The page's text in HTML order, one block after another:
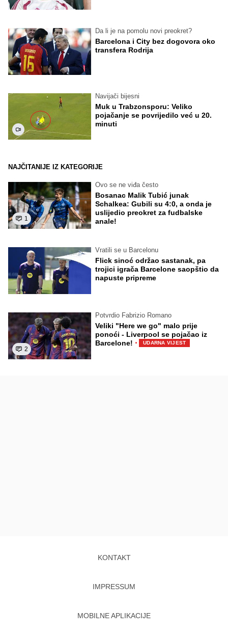
Da li je na pomolu novi preokret?
Barcelona i City bez dogovora oko
transfera Rodrija
Navijači bijesni
Muk u Trabzonsporu: Veliko
pojačanje se povrijedilo već u 20.
minuti
NAJČITANIJE IZ KATEGORIJE
1
Ovo se ne viđa često
Bosanac Malik Tubić junak
Schalkea: Gubili su 4:0, a onda je
uslijedio preokret za fudbalske
anale!
Vratili se u Barcelonu
Flick sinoć održao sastanak, pa
trojici igrača Barcelone saopštio da
napuste pripreme
2
Potvrdio Fabrizio Romano
Veliki "Here we go" malo prije
ponoći - Liverpool se pojačao iz
Barcelone! · UDARNA VIJEST
KONTAKT
IMPRESSUM
MOBILNE APLIKACIJE